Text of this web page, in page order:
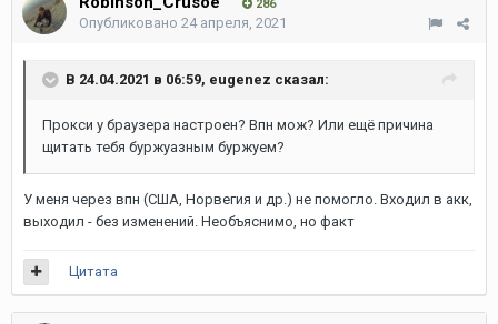
286
Опубликовано 24 апреля, 2021
В 24.04.2021 в 06:59, eugenez сказал:
Прокси у браузера настроен? Впн мож? Или ещё причина
щитать тебя буржуазным буржуем?
У меня через впн (США, Норвегия и др.) не помогло. Входил в акк,
выходил - без изменений. Необъяснимо, но факт
Цитата